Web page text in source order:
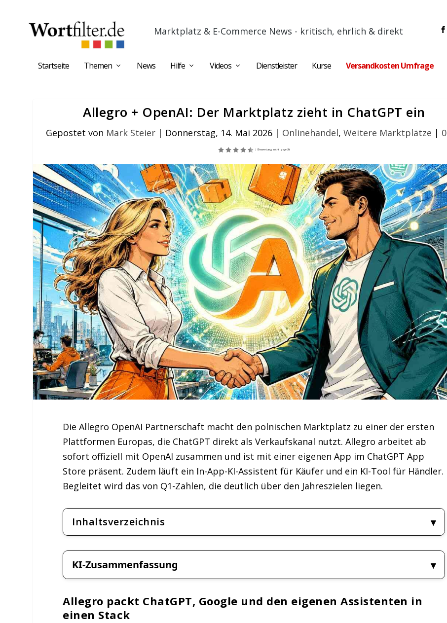
Marktplatz & E-Commerce News - kritisch, ehrlich & direkt
Startseite Themen News Hilfe Videos Dienstleister Kurse Versandkosten Umfrage
Allegro + OpenAI: Der Marktplatz zieht in ChatGPT ein
Gepostet von Mark Steier| Donnerstag, 14. Mai 2026| Onlinehandel, Weitere Marktplätze | 0
Die Allegro OpenAI Partnerschaft macht den polnischen Marktplatz zu einer der ersten
Plattformen Europas, die ChatGPT direkt als Verkaufskanal nutzt. Allegro arbeitet ab
sofort offiziell mit OpenAI zusammen und ist mit einer eigenen App im ChatGPT App
Store präsent. Zudem läuft ein In-App-KI-Assistent für Käufer und ein KI-Tool für Händler.
Begleitet wird das von Q1-Zahlen, die deutlich über den Jahreszielen liegen.
Inhaltsverzeichnis
KI-Zusammenfassung
Allegro packt ChatGPT, Google und den eigenen Assistenten in
einen Stack